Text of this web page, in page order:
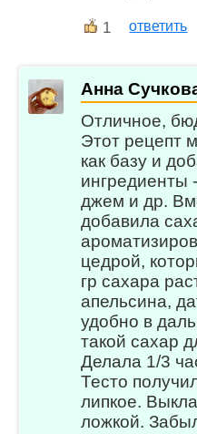
1 ответить
Анна
Отличное,
Этот рецепт
как базу и
ингредиенты
джем и др.
добавила
цедрой,
гр сахара
апельсина,
удобно в
такой сахар
Делала 1/3
Тесто
липкое.
ложкой.